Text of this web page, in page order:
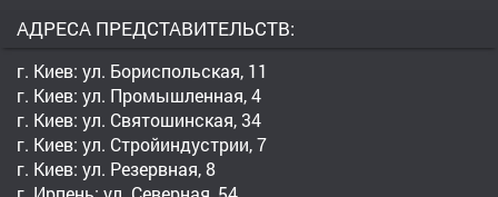
АДРЕСА ПРЕДСТАВИТЕЛЬСТВ:
г. Киев: ул. Бориспольская, 11
г. Киев: ул. Промышленная, 4
г. Киев: ул. Святошинская, 34
г. Киев: ул. Стройиндустрии, 7
г. Киев: ул. Резервная, 8